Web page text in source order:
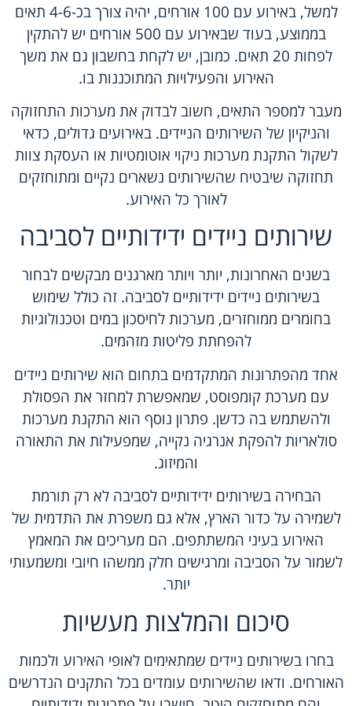
למשל, באירוע עם 100 אורחים, יהיה צורך בכ-4-6 תאים
בממוצע, בעוד שבאירוע עם 500 אורחים יש להתקין
לפחות 20 תאים. כמובן, יש לקחת בחשבון גם את משך
האירוע והפעילויות המתוכננות בו.
מעבר למספר התאים, חשוב לבדוק את מערכות התחזוקה
והניקיון של השירותים הניידים. באירועים גדולים, כדאי
לשקול התקנת מערכות ניקוי אוטומטיות או העסקת צוות
תחזוקה שיבטיח שהשירותים נשארים נקיים ומתוחזקים
לאורך כל האירוע.
שירותים ניידים ידידותיים לסביבה
בשנים האחרונות, יותר ויותר מארגנים מבקשים לבחור
בשירותים ניידים ידידותיים לסביבה. זה כולל שימוש
בחומרים ממוחזרים, מערכות לחיסכון במים וטכנולוגיות
להפחתת פליטות מזהמים.
אחד מהפתרונות המתקדמים בתחום הוא שירותים ניידים
עם מערכת קומפוסט, שמאפשרת למחזר את הפסולת
ולהשתמש בה כדשן. פתרון נוסף הוא התקנת מערכות
סולאריות להפקת אנרגיה נקייה, שמפעילות את התאורה
והמיזוג.
הבחירה בשירותים ידידותיים לסביבה לא רק תורמת
לשמירה על כדור הארץ, אלא גם משפרת את התדמית של
האירוע בעיני המשתתפים. הם מעריכים את המאמץ
לשמור על הסביבה ומרגישים חלק ממשהו חיובי ומשמעותי
יותר.
סיכום והמלצות מעשיות
בחרו בשירותים ניידים שמתאימים לאופי האירוע ולכמות
האורחים. ודאו שהשירותים עומדים בכל התקנים הנדרשים